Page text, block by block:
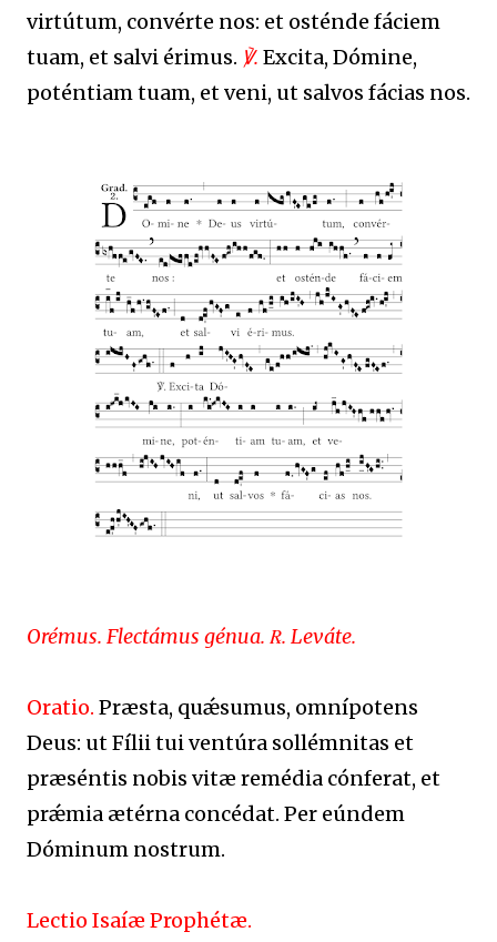
virtútum, convérte nos: et osténde fáciem
tuam, et salvi érimus. ℣. Excita, Dómine,
poténtiam tuam, et veni, ut salvos fácias nos.
Orémus. Flectámus génua. ℞. Leváte.
Oratio. Præsta, quǽsumus, omnípotens
Deus: ut Fílii tui ventúra sollémnitas et
præséntis nobis vitæ remédia cónferat, et
prǽmia ætérna concédat. Per eúndem
Dóminum nostrum.
Lectio Isaíæ Prophétæ.